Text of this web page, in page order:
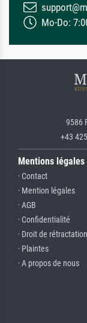
Mo-Do:
9586
+43
Mentions légales
· Contact
· Mention légales
· AGB
· Confidentialité
· Droit de rétractation
· Plaintes
· A propos de nous